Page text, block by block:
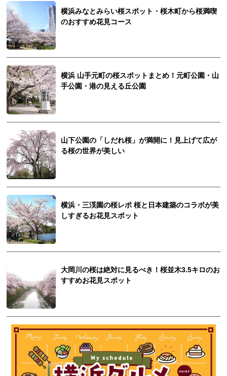
横浜みなとみらい桜スポット・桜木町から桜満喫
のおすすめ花見コース
横浜 山手元町の桜スポットまとめ！元町公園・山
手公園・港の見える丘公園
山下公園の「しだれ桜」が満開に！見上げて広が
る桜の世界が美しい
横浜・三渓園の桜レポ 桜と日本建築のコラボが美
しすぎるお花見スポット
大岡川の桜は絶対に見るべき！桜並木3.5キロのお
すすめお花見スポット